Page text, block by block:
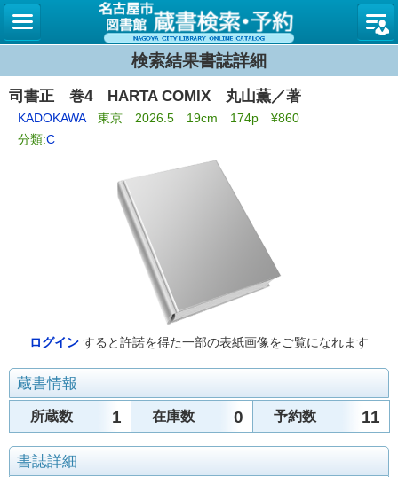
名古屋
検索結果書誌詳細
司書正 巻4 HARTA COMIX 丸山薫／著
KADOKAWA東京 2026.5 19cm 174p ¥860
分類:C
ログイン すると許諾を得た一部の表紙画像をご覧になれます
蔵書情報
所蔵数 1 在庫数 0 予約数 11
書誌詳細